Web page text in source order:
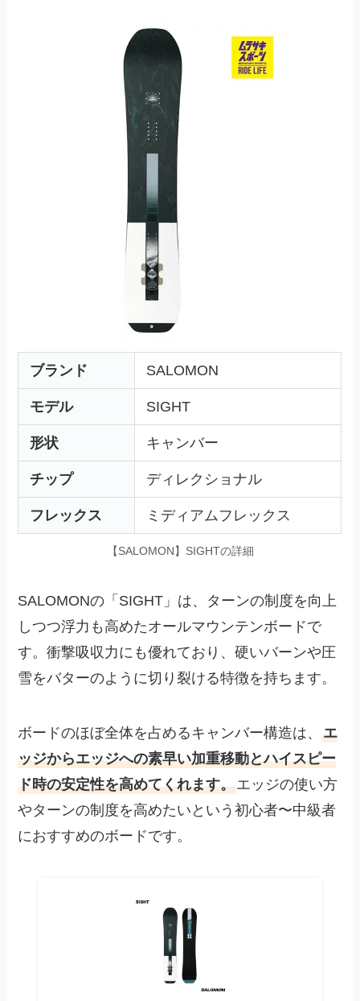
ブランド SALOMON
モデル SIGHT
形状 キャンバー
チップ ディレクショナル
フレックス ミディアムフレックス
【SALOMON】SIGHTの詳細
SALOMONの「SIGHT」は、ターンの制度を向上
しつつ浮力も高めたオールマウンテンボードで
す。衝撃吸収力にも優れており、硬いバーンや圧
雪をバターのように切り裂ける特徴を持ちます。
ボードのほぼ全体を占めるキャンバー構造は、エ
ッジからエッジへの素早い加重移動とハイスピー
ド時の安定性を高めてくれます。エッジの使い方
やターンの制度を高めたいという初心者〜中級者
におすすめのボードです。